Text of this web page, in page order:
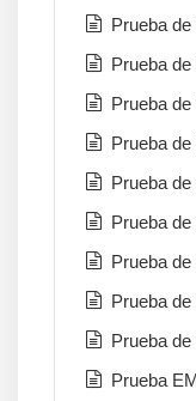
Prueba
Prueba
Prueba
Prueba
Prueba
Prueba
Prueba
Prueba
Prueba
Prueba